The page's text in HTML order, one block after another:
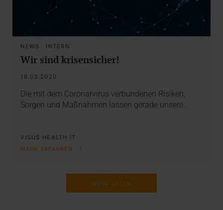
NEWS · INTERN
Wir sind krisensicher!
16.03.2020
Die mit dem Coronarvirus verbundenen Risiken,
Sorgen und Maßnahmen lassen gerade unsere…
VISUS HEALTH IT
MEHR ERFAHREN
MEHR LADEN